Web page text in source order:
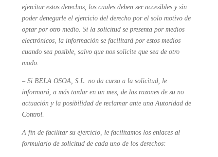
ejercitar estos derechos, los cuales deben ser accesibles y sin
poder denegarle el ejercicio del derecho por el solo motivo de
optar por otro medio. Si la solicitud se presenta por medios
electrónicos, la información se facilitará por estos medios
cuando sea posible, salvo que nos solicite que sea de otro
modo.
– Si BELA OSOA, S.L. no da curso a la solicitud, le
informará, a más tardar en un mes, de las razones de su no
actuación y la posibilidad de reclamar ante una Autoridad de
Control.
A fin de facilitar su ejercicio, le facilitamos los enlaces al
formulario de solicitud de cada uno de los derechos: